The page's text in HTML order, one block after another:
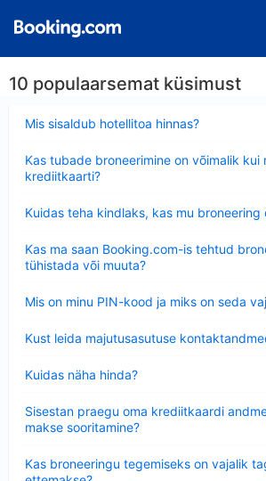
10 populaarsemat küsimust
Mis sisaldub hotellitoa hinnas?
Kas tubade broneerimine on võimalik kui
krediitkaarti?
Kuidas teha kindlaks, kas mu broneering
Kas ma saan Booking.com-is tehtud
tühistada või muuta?
Mis on minu PIN-kood ja miks on seda
Kust leida majutusasutuse
Kuidas näha hinda?
Sisestan praegu oma krediitkaardi
makse sooritamine?
Kas broneeringu tegemiseks on vajalik